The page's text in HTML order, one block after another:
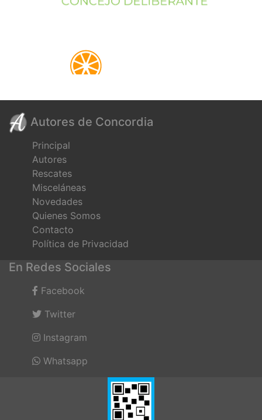
Autores de Concordia
Principal
Autores
Rescates
Misceláneas
Novedades
Quienes Somos
Contacto
Política de Privacidad
En Redes Sociales
Facebook
Twitter
Instagram
Whatsapp